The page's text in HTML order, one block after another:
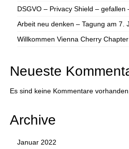
DSGVO – Privacy Shield – gefallen
Arbeit neu denken – Tagung am 7.
Willkommen Vienna Cherry
Neueste
Es sind keine Kommentare
Archive
Januar 2022